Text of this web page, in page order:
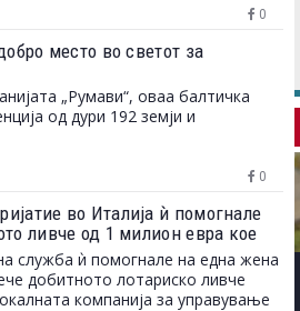
0
место во светот за
„Румави“, оваа балтичка
од дури 192 земји и
0
во Италија ѝ помогнале
ливче од 1 милион евра кое
служба ѝ помогнале на една жена
добитното лотариско ливче
компанија за управување